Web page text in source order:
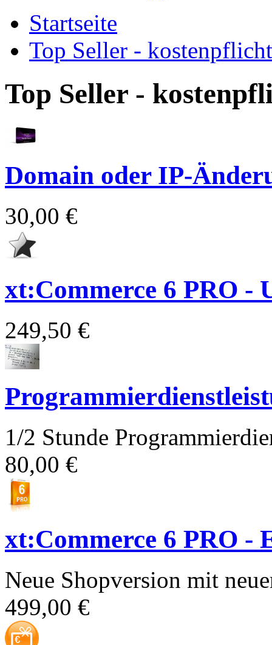
Startseite
Top Seller -
Top Seller -
Domain oder IP-
30,00 €
xt:Commerce 6 PRO -
249,50 €
1/2 Stunde
80,00 €
xt:Commerce 6 PRO -
Neue Shopversion mit
499,00 €